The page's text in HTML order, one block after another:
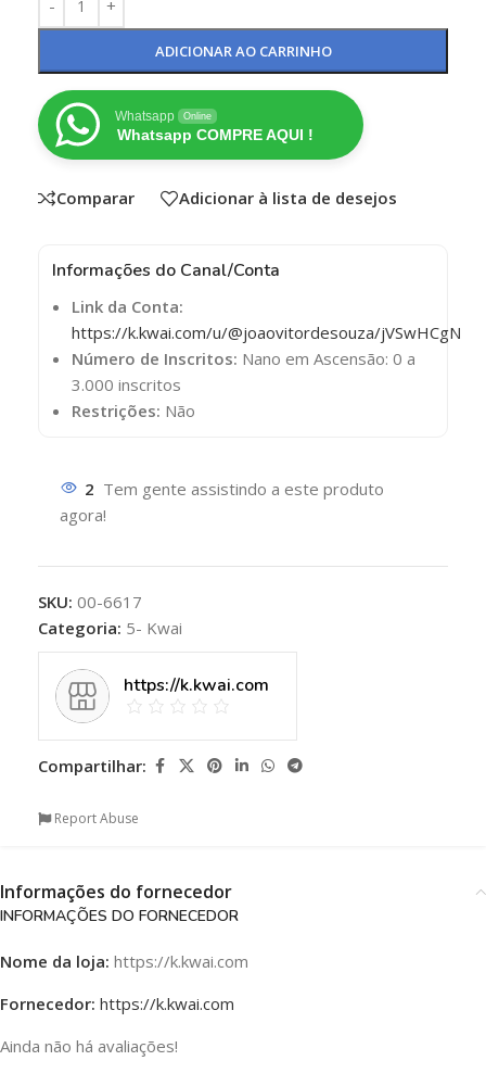
ADICIONAR AO CARRINHO
Whatsapp Online
Whatsapp COMPRE AQUI !
Comparar Adicionar à lista de desejos
Informações do Canal/Conta
Link da Conta:
https://k.kwai.com/u/@joaovitordesouza/jVSwHCgN
Número de Inscritos: Nano em Ascensão: 0 a
3.000 inscritos
Restrições: Não
2 Tem gente assistindo a este produto
agora!
SKU: 00-6617
Categoria: 5- Kwai
https://k.kwai.com
Compartilhar:
Report Abuse
Informações do fornecedor
INFORMAÇÕES DO FORNECEDOR
Nome da loja: https://k.kwai.com
Fornecedor: https://k.kwai.com
Ainda não há avaliações!